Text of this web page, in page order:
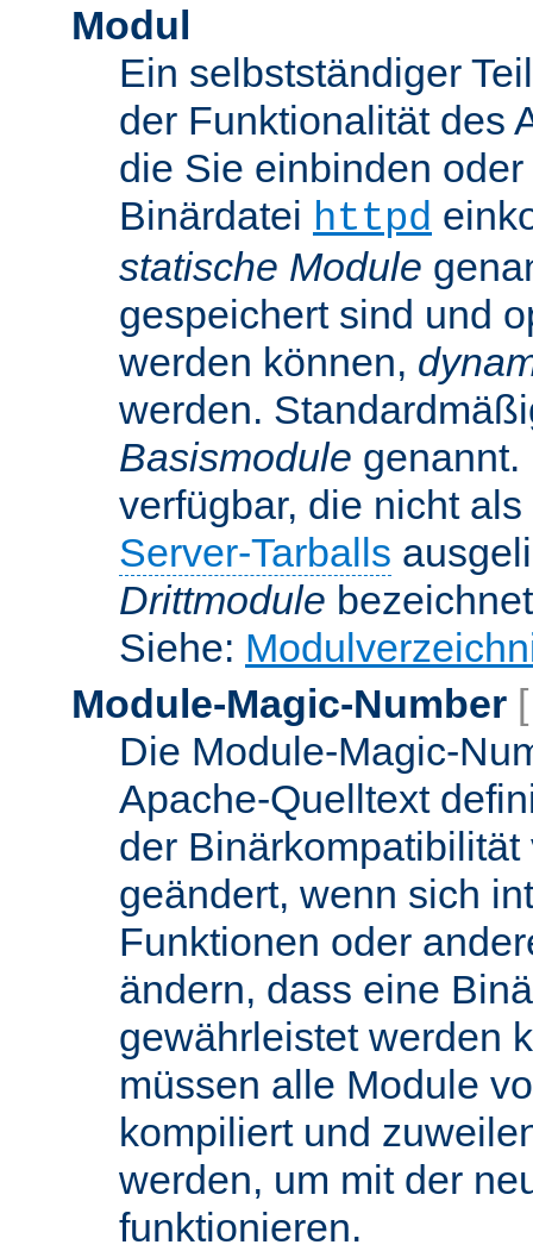
Modul
Ein selbstständiger
der Funktionalität des
die Sie einbinden
Binärdatei httpd
statische Module
gespeichert sind und
werden können,
werden.
Basismodule genannt.
verfügbar, die nicht
Server-Tarballs
Drittmodule
Siehe:
Module-Magic-Number
Die Module-Magic-
Apache-Quelltext
der
geändert, wenn sich
Funktionen oder
ändern, dass eine
gewährleistet werden
müssen alle Module
kompiliert und
werden, um mit der
funktionieren.